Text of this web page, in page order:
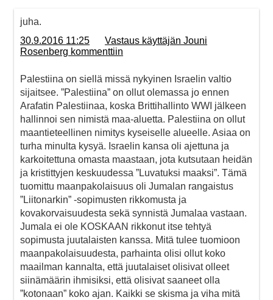
juha.
30.9.2016 11:25
Vastaus käyttäjän Jouni
Rosenberg kommenttiin
Palestiina on siellä missä nykyinen Israelin valtio
sijaitsee. ”Palestiina” on ollut olemassa jo ennen
Arafatin Palestiinaa, koska Brittihallinto WWI jälkeen
hallinnoi sen nimistä maa-aluetta. Palestiina on ollut
maantieteellinen nimitys kyseiselle alueelle. Asiaa on
turha minulta kysyä. Israelin kansa oli ajettuna ja
karkoitettuna omasta maastaan, jota kutsutaan heidän
ja kristittyjen keskuudessa ”Luvatuksi maaksi”. Tämä
tuomittu maanpakolaisuus oli Jumalan rangaistus
”Liitonarkin” -sopimusten rikkomusta ja
kovakorvaisuudesta sekä synnistä Jumalaa vastaan.
Jumala ei ole KOSKAAN rikkonut itse tehtyä
sopimusta juutalaisten kanssa. Mitä tulee tuomioon
maanpakolaisuudesta, parhainta olisi ollut koko
maailman kannalta, että juutalaiset olisivat olleet
siinämäärin ihmisiksi, että olisivat saaneet olla
”kotonaan” koko ajan. Kaikki se skisma ja viha mitä